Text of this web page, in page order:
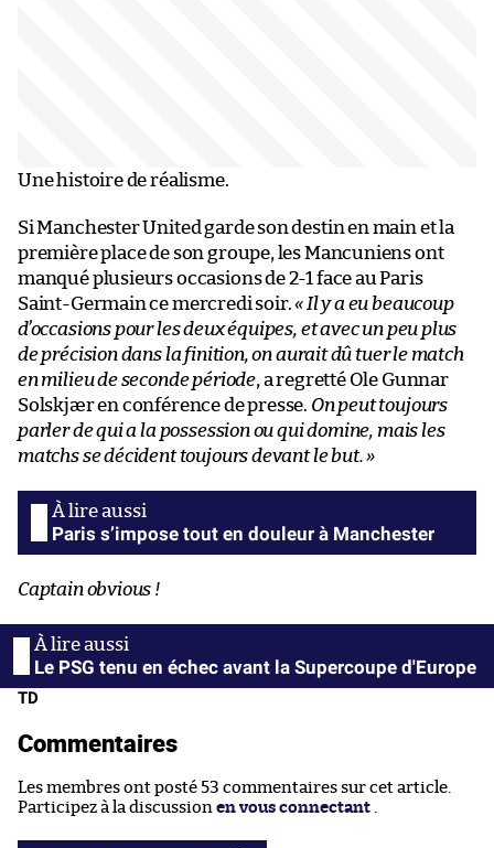
Une histoire de réalisme.
Si Manchester United garde son destin en main et la
première place de son groupe, les Mancuniens ont
manqué plusieurs occasions de 2-1 face au Paris
Saint-Germain ce mercredi soir.« Il y a eu beaucoup
d’occasions pour les deux équipes, et avec un peu plus
de précision dans la finition, on aurait dû tuer le match
en milieu de seconde période, a regretté Ole Gunnar
Solskjær en conférence de presse. On peut toujours
parler de qui a la possession ou qui domine, mais les
matchs se décident toujours devant le but. »
Paris s’impose tout en douleur à Manchester
Captain obvious !
Le PSG tenu en échec avant la Supercoupe d'Europe
TD
Commentaires
Les membres ont posté 53 commentaires sur cet article.
Participez à la discussion en vous connectant